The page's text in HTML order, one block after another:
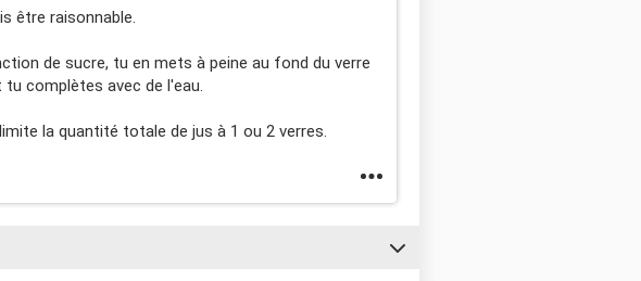
être raisonnable.
de sucre, tu en mets à peine au fond du verre
complètes avec de l'eau.
la quantité totale de jus à 1 ou 2 verres.